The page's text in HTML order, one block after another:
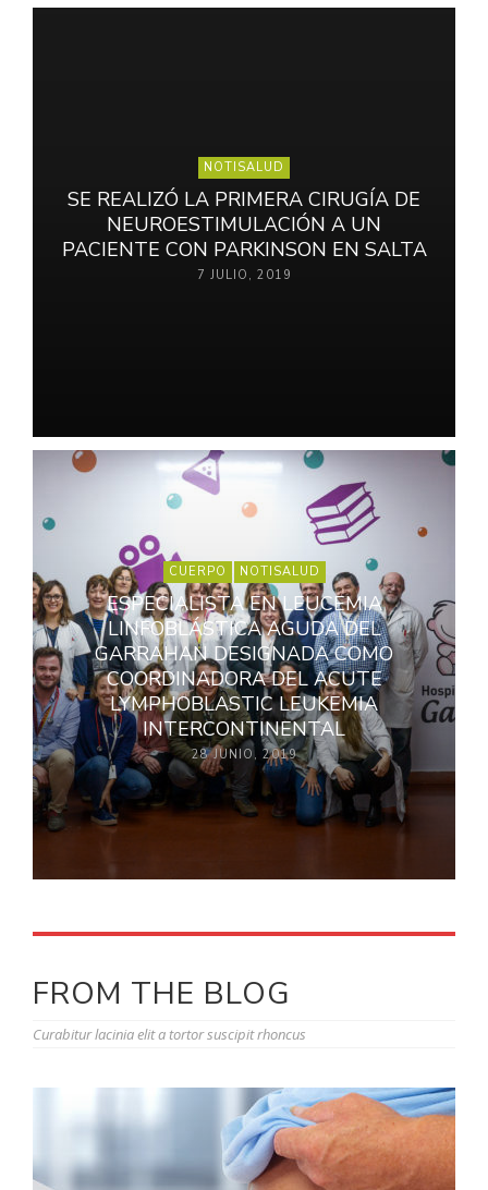
NOTISALUD
SE REALIZÓ LA PRIMERA CIRUGÍA DE
NEUROESTIMULACIÓN A UN
PACIENTE CON PARKINSON EN SALTA
7 JULIO, 2019
CUERPO NOTISALUD
ESPECIALISTA EN LEUCEMIA
LINFOBLÁSTICA AGUDA DEL
GARRAHAN DESIGNADA COMO
COORDINADORA DEL ACUTE
LYMPHOBLASTIC LEUKEMIA
INTERCONTINENTAL
28 JUNIO, 2019
FROM THE BLOG
Curabitur lacinia elit a tortor suscipit rhoncus